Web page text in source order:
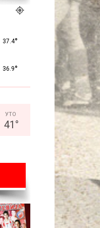
37.4°
36.9°
УТО
41 °